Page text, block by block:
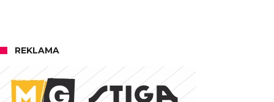
REKLAMA